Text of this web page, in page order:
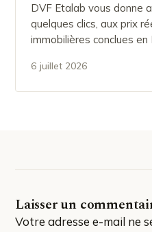
DVF Etalab vous donne
quelques clics, aux prix
immobilières conclues
6 juillet 2026
Laisser un
Votre adresse e-mail ne